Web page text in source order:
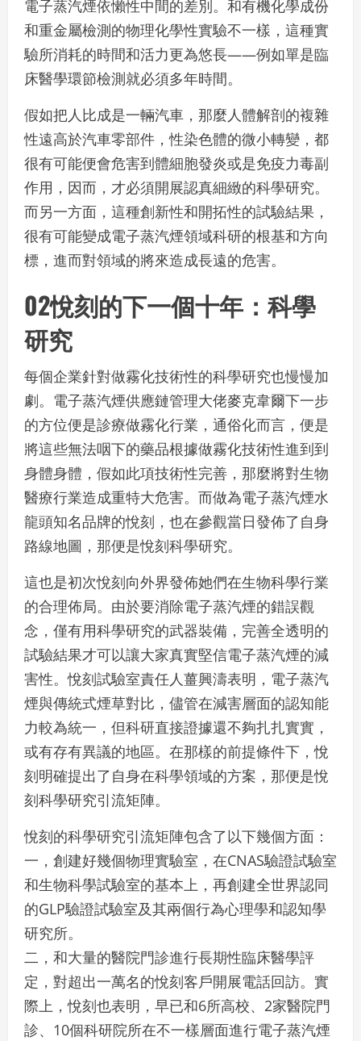
電子蒸汽煙依懶性中間的差別。和有機化學成份
和重金屬檢測的物理化學性實驗不一樣，這種實
驗所消耗的時間和活力更為悠長——例如單是臨
床醫學環節檢測就必須多年時間。
假如把人比成是一輛汽車，那麼人體解剖的複雜
性遠高於汽車零部件，性染色體的微小轉變，都
很有可能便會危害到體細胞發炎或是免疫力毒副
作用，因而，才必須開展認真細緻的科學研究。
而另一方面，這種創新性和開拓性的試驗結果，
很有可能變成電子蒸汽煙領域科研的根基和方向
標，進而對領域的將來造成長遠的危害。
02悅刻的下一個十年：科學
研究
每個企業針對做霧化技術性的科學研究也慢慢加
劇。電子蒸汽煙供應鏈管理大佬麥克韋爾下一步
的方位便是診療做霧化行業，通俗化而言，便是
將這些無法咽下的藥品根據做霧化技術性進到到
身體身體，假如此項技術性完善，那麼將對生物
醫療行業造成重特大危害。而做為電子蒸汽煙水
龍頭知名品牌的悅刻，也在參觀當日發佈了自身
路線地圖，那便是悅刻科學研究。
這也是初次悅刻向外界發佈她們在生物科學行業
的合理佈局。由於要消除電子蒸汽煙的錯誤觀
念，僅有用科學研究的武器裝備，完善全透明的
試驗結果才可以讓大家真實堅信電子蒸汽煙的減
害性。悅刻試驗室責任人薑興濤表明，電子蒸汽
煙與傳統式煙草對比，儘管在減害層面的認知能
力較為統一，但科研直接證據還不夠扎扎實實，
或有存有異議的地區。在那樣的前提條件下，悅
刻明確提出了自身在科學領域的方案，那便是悅
刻科學研究引流矩陣。
悅刻的科學研究引流矩陣包含了以下幾個方面：
一，創建好幾個物理實驗室，在CNAS驗證試驗室
和生物科學試驗室的基本上，再創建全世界認同
的GLP驗證試驗室及其兩個行為心理學和認知學
研究所。
二，和大量的醫院門診進行長期性臨床醫學評
定，對超出一萬名的悅刻客戶開展電話回訪。實
際上，悅刻也表明，早已和6所高校、2家醫院門
診、10個科研院所在不一樣層面進行電子蒸汽煙